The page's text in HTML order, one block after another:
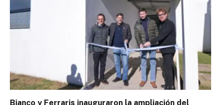
Bianco y Ferraris inauguraron la ampliación del